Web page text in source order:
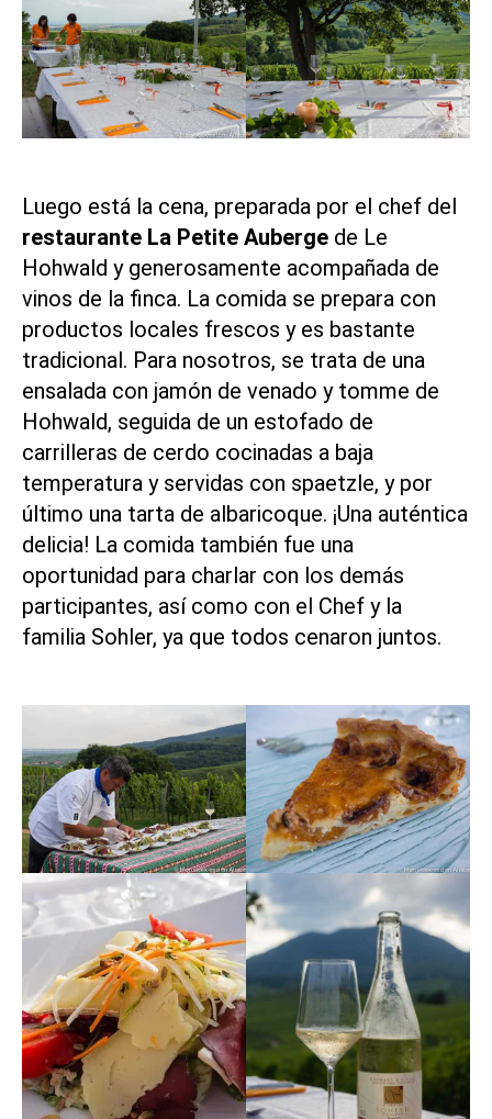
Luego está la cena, preparada por el chef del
restaurante La Petite Auberge de Le
Hohwald y generosamente acompañada de
vinos de la finca. La comida se prepara con
productos locales frescos y es bastante
tradicional. Para nosotros, se trata de una
ensalada con jamón de venado y tomme de
Hohwald, seguida de un estofado de
carrilleras de cerdo cocinadas a baja
temperatura y servidas con spaetzle, y por
último una tarta de albaricoque. ¡Una auténtica
delicia! La comida también fue una
oportunidad para charlar con los demás
participantes, así como con el Chef y la
familia Sohler, ya que todos cenaron juntos.